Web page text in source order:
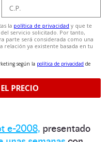
e-2008, presentado